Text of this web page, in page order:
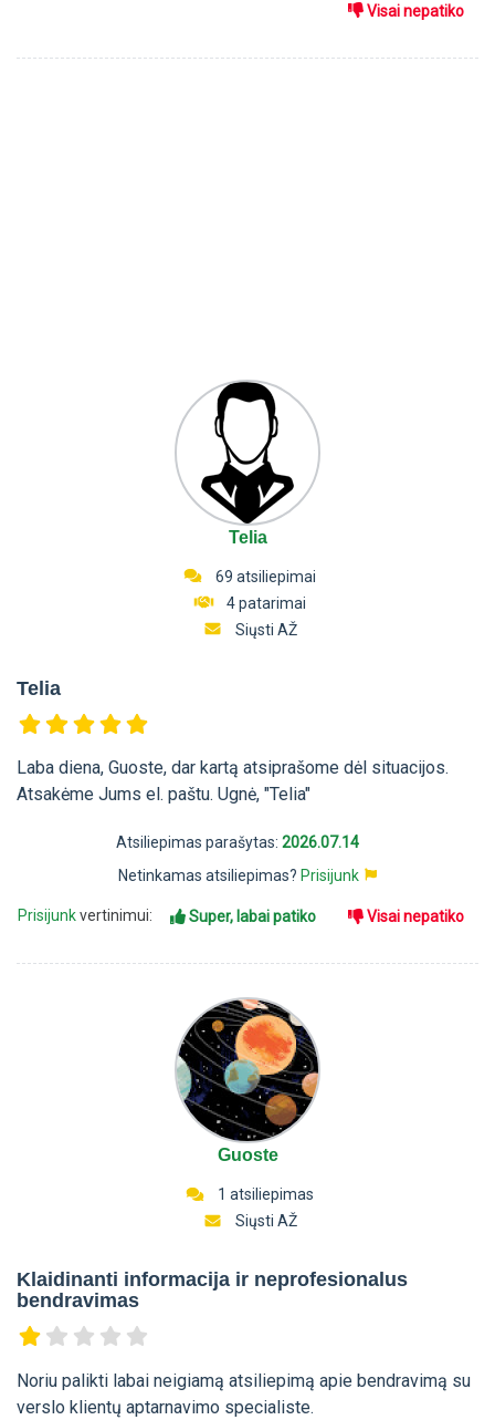
Visai nepatiko
Telia
69 atsiliepimai
4 patarimai
Siųsti AŽ
Telia
Laba diena, Guoste, dar kartą atsiprašome dėl situacijos.
Atsakėme Jums el. paštu. Ugnė, "Telia"
Atsiliepimas parašytas: 2026.07.14
Netinkamas atsiliepimas? Prisijunk
Prisijunkvertinimui: Super, labai patiko Visai nepatiko
Guoste
1 atsiliepimas
Siųsti AŽ
Klaidinanti informacija ir neprofesionalus
bendravimas
Noriu palikti labai neigiamą atsiliepimą apie bendravimą su
verslo klientų aptarnavimo specialiste.